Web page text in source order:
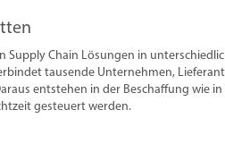
Supply Chain Lösungen in
tausende Unternehmen,
entstehen in der Beschaffung wie in
gesteuert werden.